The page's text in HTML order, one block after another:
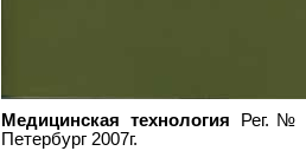
Медицинская технология Рег.№
Петербург 2007г.